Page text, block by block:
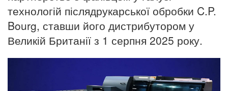
технологій післядрукарської обробки C.P.
Bourg, ставши його дистрибутором у
Великій Британії з 1 серпня 2025 року.